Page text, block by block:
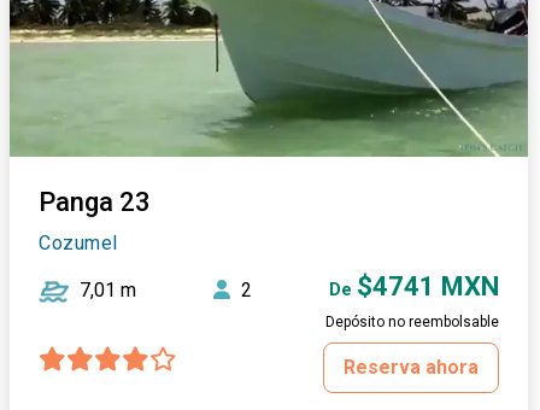
Panga 23
Cozumel
7,01 m 2 De $4741 MXN
Depósito no reembolsable
Reserva ahora